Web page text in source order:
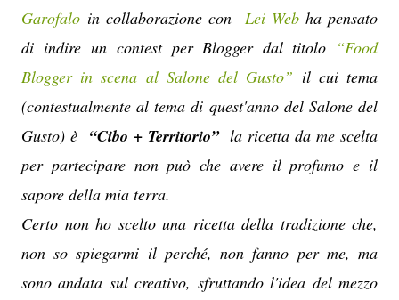
Garofalo in collaborazione con Lei Web ha pensato
di indire un contest per Blogger dal titolo “Food
Blogger in scena al Salone del Gusto” il cui tema
(contestualmente al tema di quest'anno del Salone del
Gusto) è “Cibo + Territorio”la ricetta da me scelta
per partecipare non può che avere il profumo e il
sapore della mia terra.
Certo non ho scelto una ricetta della tradizione che,
non so spiegarmi il perché, non fanno per me, ma
sono andata sul creativo, sfruttando l'idea del mezzo